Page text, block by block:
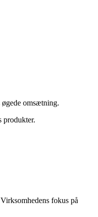
omsætning.
produkter.
fokus på